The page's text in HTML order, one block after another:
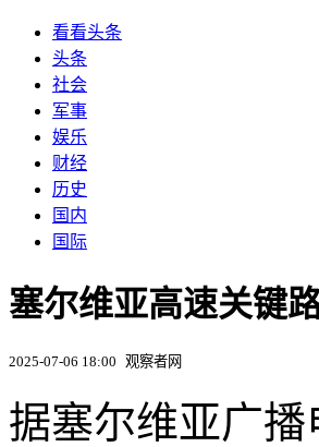
看看头条
头条
社会
军事
娱乐
财经
历史
国内
国际
塞尔维亚高速关键
2025-07-06 18:00 观察者网
据塞尔维亚广播